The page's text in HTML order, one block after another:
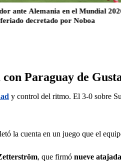
en el Mundial 2026:
por Noboa
Paraguay de
y control del ritmo. El 3-0 sobre
la cuenta en un juego que el
, que firmó nueve